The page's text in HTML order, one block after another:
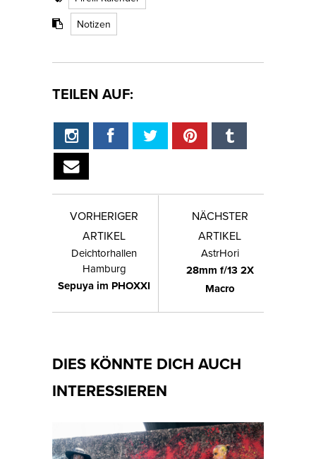
Notizen
TEILEN AUF:
VORHERIGER
ARTIKEL
Deichtorhallen
Hamburg
Sepuya im PHOXXI
NÄCHSTER
ARTIKEL
AstrHori
28mm f/13 2X
Macro
DIES KÖNNTE DICH AUCH
INTERESSIEREN